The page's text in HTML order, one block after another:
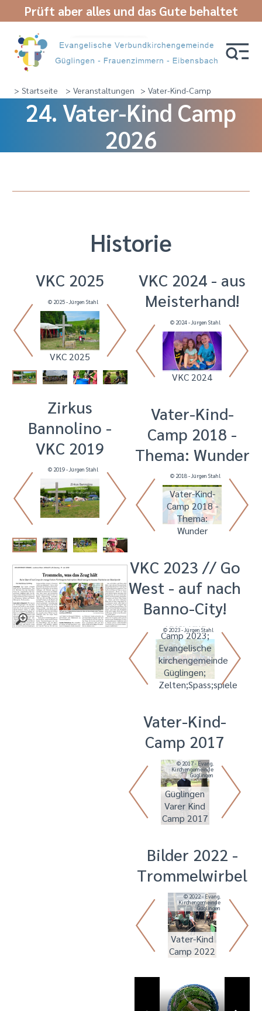
Prüft aber alles und das Gute behaltet
> Startseite > Veranstaltungen > Vater-Kind-Camp
24. Vater-Kind Camp
2026
Historie
VKC 2025
VKC 2025
© 2025 - Jürgen Stahl
VKC 2025
© 2025 - Alex Korn
Zirkus
Bannolino -
VKC 2019
© 2019 - Jürgen Stahl
VKC 2024 - aus
Meisterhand!
VKC 2024
© 2024 - Jürgen Stahl
VKC 2024
© 2024 - Jürgen Stahl
Vater-Kind-
Camp 2018 -
Thema: Wunder
Vater-Kind-
Camp 2018 -
Thema:
Vater-Kind-
Camp 2018 -
Thema:
Wunder
© 2018 - Jürgen Stahl
VKC 2023 // Go
West - auf nach
Banno-City!
Vater Kind
© 2023 - Jürgen Stahl
Camp 2023;
Evangelische
kirchengemeinde
Güglingen;
Zelten;Spass;spiele
© 2023 - Jürgen Stahl
Vater-Kind-
Camp 2017
Güglingen
Varer Kind
Camp 2017
© 2017 - Evang.
Kirchengemeinde
Güglingen
Bilder 2022 -
Trommelwirbel
Vater-Kind
Camp 2022
© 2022 - Evang.
Kirchengemeinde
Güglingen